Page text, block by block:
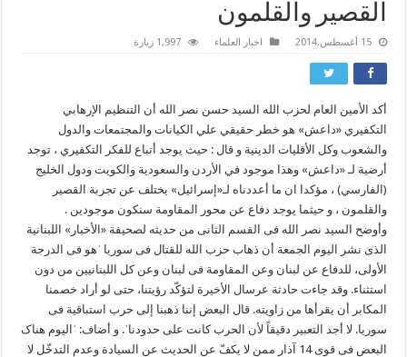
القصير والقلمون
15 أغسطس,2014 اخبار العلماء 1,997 زيارة
أكد الأمين العام لحزب الله السيد حسن نصر الله أن التنظيم الإرهابي
التكفيري «داعش» هو خطر حقيقي علي الكيانات والمجتمعات والدول
والشعوب وكل الأقليات الدينية و قال : حيث يوجد أتباع للفكر التكفيري ، توجد
أرضية لـ «داعش» وهذا موجود في الأردن والسعودية والكويت ودول الخليج
(الفارسي) ، مؤكدا ان ما أعددناه لـ«إسرائيل» يختلف عن تجربة القصير
والقلمون ، و حيثما يوجد دفاع عن محور المقاومة سنكون موجودين .
وأوضح السید نصر الله فی القسم الثانی من حدیثه لصحیفة «الأخبار» اللبنانیة
الذی نشر الیوم الجمعة أن ذهاب حزب الله للقتال فی سوریا ˈهو فی الدرجة
الأولی، للدفاع عن لبنان وعن المقاومة فی لبنان وعن کل اللبنانیین من دون
استثناء. وقد جاءت حادثة عرسال الأخیرة لتؤکّد رؤیتنا، حتی لو أراد خصمنا
المکابر أن یقرأها من زاویته. قال البعض إننا ذهبنا إلی حرب استباقیة فی
سوریا. لا أجد التعبیر دقیقاً لأن الحرب کانت علی حدودناˈ. و أضاف: ˈالیوم هناک
البعض فی قوی 14 آذار ممن لا یکفّ عن الحدیث عن السیادة وعدم التدخّل لا